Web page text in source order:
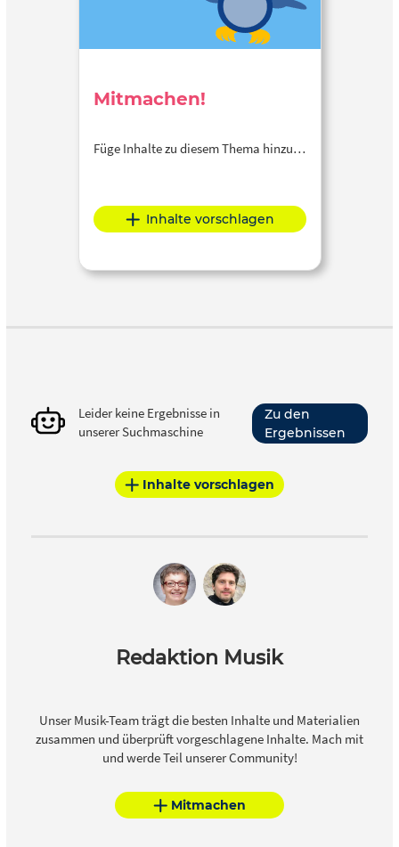
Mitmachen!
Füge Inhalte zu diesem Thema hinzu…
Inhalte vorschlagen
Leider keine Ergebnisse in
unserer Suchmaschine
Zu den
Ergebnissen
Inhalte vorschlagen
Redaktion Musik
Unser Musik-Team trägt die besten Inhalte und Materialien
zusammen und überprüft vorgeschlagene Inhalte. Mach mit
und werde Teil unserer Community!
Mitmachen